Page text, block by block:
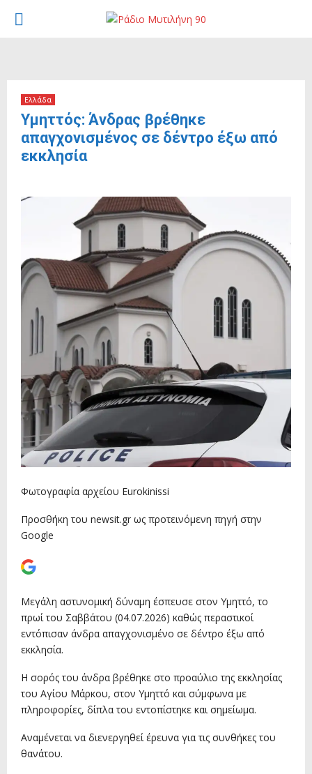
PRIMARY
Ελλάδα
Υμηττός: Άνδρας βρέθηκε
απαγχονισμένος σε δέντρο έξω από
εκκλησία
Φωτογραφία αρχείου Eurokinissi
Προσθήκη του newsit.gr ως προτεινόμενη πηγή στην
Google
Μεγάλη αστυνομική δύναμη έσπευσε στον Υμηττό, το
πρωί του Σαββάτου (04.07.2026) καθώς περαστικοί
εντόπισαν άνδρα απαγχονισμένο σε δέντρο έξω από
εκκλησία.
H σορός του άνδρα βρέθηκε στο προαύλιο της εκκλησίας
του Αγίου Μάρκου, στον Υμηττό και σύμφωνα με
πληροφορίες, δίπλα του εντοπίστηκε και σημείωμα.
Αναμένεται να διενεργηθεί έρευνα για τις συνθήκες του
θανάτου.